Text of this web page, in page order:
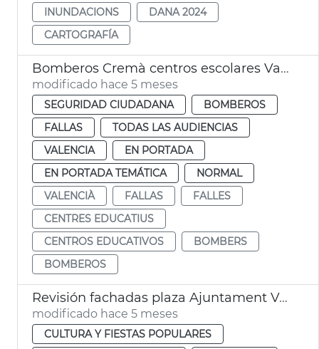
INUNDACIONS
DANA 2024
CARTOGRAFÍA
Bomberos Cremà centros escolares València
modificado hace 5 meses
SEGURIDAD CIUDADANA
BOMBEROS
FALLAS
TODAS LAS AUDIENCIAS
VALENCIA
EN PORTADA
EN PORTADA TEMÁTICA
NORMAL
VALENCIÀ
FALLAS
FALLES
CENTRES EDUCATIUS
CENTROS EDUCATIVOS
BOMBERS
BOMBEROS
Revisión fachadas plaza Ajuntament València + Crida
modificado hace 5 meses
CULTURA Y FIESTAS POPULARES